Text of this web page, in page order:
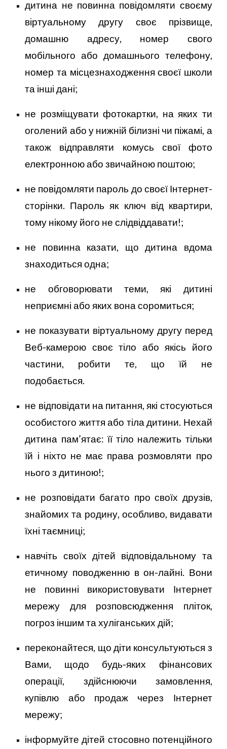
дитина не повинна повідомляти своєму
віртуальному другу своє прізвище,
домашню адресу, номер свого
мобільного або домашнього телефону,
номер та місцезнаходження своєї школи
та інші дані;
не розміщувати фотокартки, на яких ти
оголений або у нижній білизні чи піжамі, а
також відправляти комусь свої фото
електронною або звичайною поштою;
не повідомляти пароль до своєї Інтернет-
сторінки. Пароль як ключ від квартири,
тому нікому його не слідвіддавати!;
не повинна казати, що дитина вдома
знаходиться одна;
не обговорювати теми, які дитині
неприємні або яких вона соромиться;
не показувати віртуальному другу перед
Веб-камерою своє тіло або якісь його
частини, робити те, що їй не
подобається.
не відповідати на питання, які стосуються
особистого життя або тіла дитини. Нехай
дитина пам’ятає: її тіло належить тільки
їй і ніхто не має права розмовляти про
нього з дитиною!;
не розповідати багато про своїх друзів,
знайомих та родину, особливо, видавати
їхні таємниці;
навчіть своїх дітей відповідальному та
етичному поводженню в он-лайні. Вони
не повинні використовувати Інтернет
мережу для розповсюдження пліток,
погроз іншим та хуліганських дій;
переконайтеся, що діти консультуються з
Вами, щодо будь-яких фінансових
операції, здійснюючи замовлення,
купівлю або продаж через Інтернет
мережу;
інформуйте дітей стосовно потенційного